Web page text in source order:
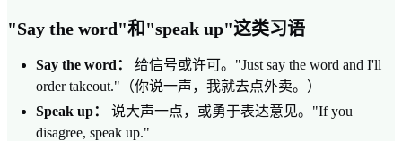
"Say the word"和"speak up"这类习语
Say the word：
给信号或许可。"Just say the word and I'll
order takeout."（你说一声，我就去点外卖。）
Speak up：
说大声一点，或勇于表达意见。"If you
disagree, speak up."